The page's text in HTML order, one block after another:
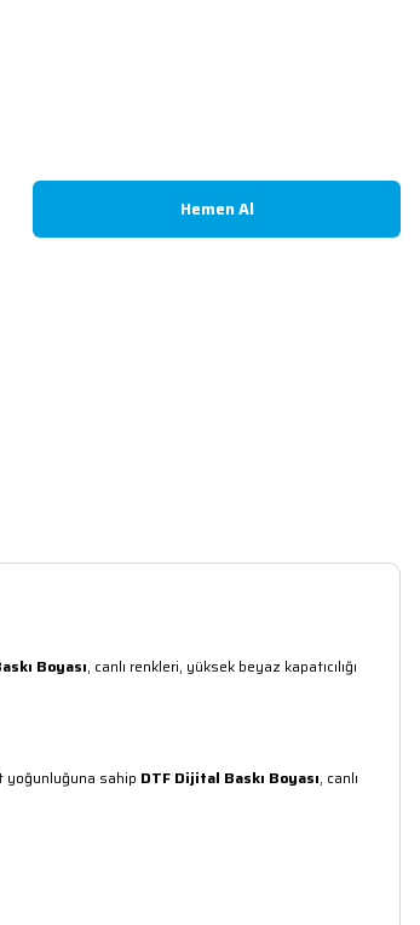
Hemen Al
Boyası, canlı renkleri, yüksek beyaz kapatıcılığı
yoğunluğuna sahip DTF Dijital Baskı Boyası, canlı